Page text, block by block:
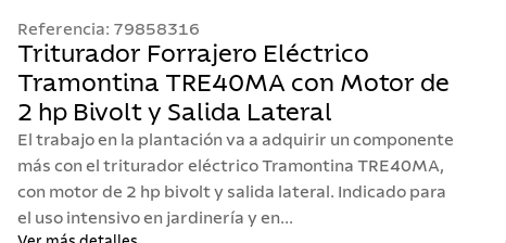
Referencia: 79858316
Triturador Forrajero Eléctrico
Tramontina TRE40MA con Motor de
2 hp Bivolt y Salida Lateral
El trabajo en la plantación va a adquirir un componente
más con el triturador eléctrico Tramontina TRE40MA,
con motor de 2 hp bivolt y salida lateral. Indicado para
el uso intensivo en jardinería y en...
5
ollas